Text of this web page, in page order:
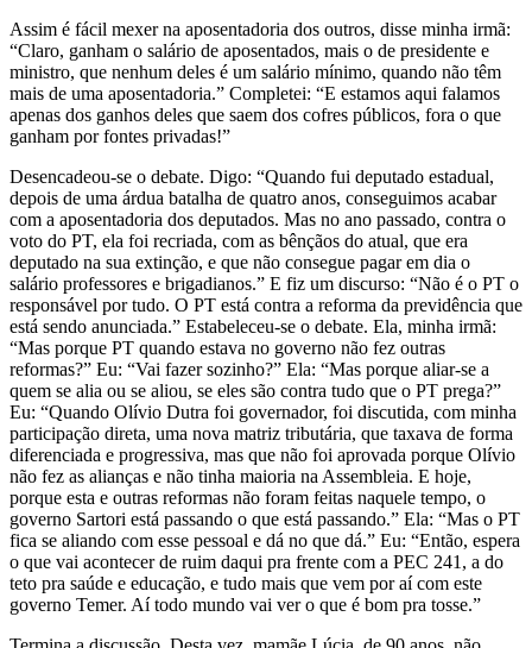
Assim é fácil mexer na aposentadoria dos outros, disse minha irmã:
“Claro, ganham o salário de aposentados, mais o de presidente e
ministro, que nenhum deles é um salário mínimo, quando não têm
mais de uma aposentadoria.” Completei: “E estamos aqui falamos
apenas dos ganhos deles que saem dos cofres públicos, fora o que
ganham por fontes privadas!”
Desencadeou-se o debate. Digo: “Quando fui deputado estadual,
depois de uma árdua batalha de quatro anos, conseguimos acabar
com a aposentadoria dos deputados. Mas no ano passado, contra o
voto do PT, ela foi recriada, com as bênçãos do atual, que era
deputado na sua extinção, e que não consegue pagar em dia o
salário professores e brigadianos.” E fiz um discurso: “Não é o PT o
responsável por tudo. O PT está contra a reforma da previdência que
está sendo anunciada.” Estabeleceu-se o debate. Ela, minha irmã:
“Mas porque PT quando estava no governo não fez outras
reformas?” Eu: “Vai fazer sozinho?” Ela: “Mas porque aliar-se a
quem se alia ou se aliou, se eles são contra tudo que o PT prega?”
Eu: “Quando Olívio Dutra foi governador, foi discutida, com minha
participação direta, uma nova matriz tributária, que taxava de forma
diferenciada e progressiva, mas que não foi aprovada porque Olívio
não fez as alianças e não tinha maioria na Assembleia. E hoje,
porque esta e outras reformas não foram feitas naquele tempo, o
governo Sartori está passando o que está passando.” Ela: “Mas o PT
fica se aliando com esse pessoal e dá no que dá.” Eu: “Então, espera
o que vai acontecer de ruim daqui pra frente com a PEC 241, a do
teto pra saúde e educação, e tudo mais que vem por aí com este
governo Temer. Aí todo mundo vai ver o que é bom pra tosse.”